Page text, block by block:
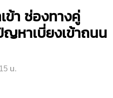
ข้า ช่องทางคู่
หาเบี่ยงเข้าถนน
น.